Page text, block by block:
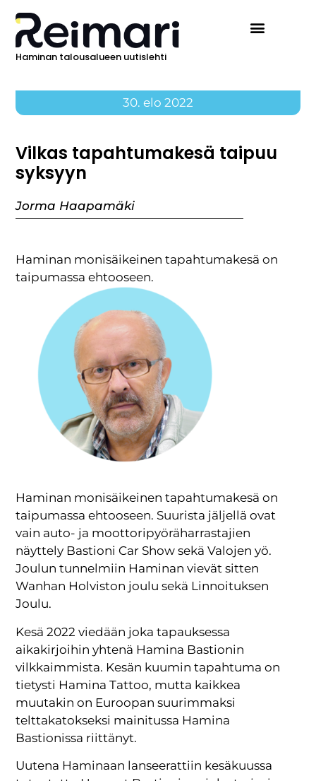
Haminan talousalueen uutislehti
30. elo 2022
Vilkas tapahtumakesä taipuu
syksyyn
Jorma Haapamäki
Haminan monisäikeinen tapahtumakesä on
taipumassa ehtooseen.
Haminan monisäikeinen tapahtumakesä on
taipumassa ehtooseen. Suurista jäljellä ovat
vain auto- ja moottoripyöräharrastajien
näyttely Bastioni Car Show sekä Valojen yö.
Joulun tunnelmiin Haminan vievät sitten
Wanhan Holviston joulu sekä Linnoituksen
Joulu.
Kesä 2022 viedään joka tapauksessa
aikakirjoihin yhtenä Hamina Bastionin
vilkkaimmista. Kesän kuumin tapahtuma on
tietysti Hamina Tattoo, mutta kaikkea
muutakin on Euroopan suurimmaksi
telttakatokseksi mainitussa Hamina
Bastionissa riittänyt.
Uutena Haminaan lanseerattiin kesäkuussa